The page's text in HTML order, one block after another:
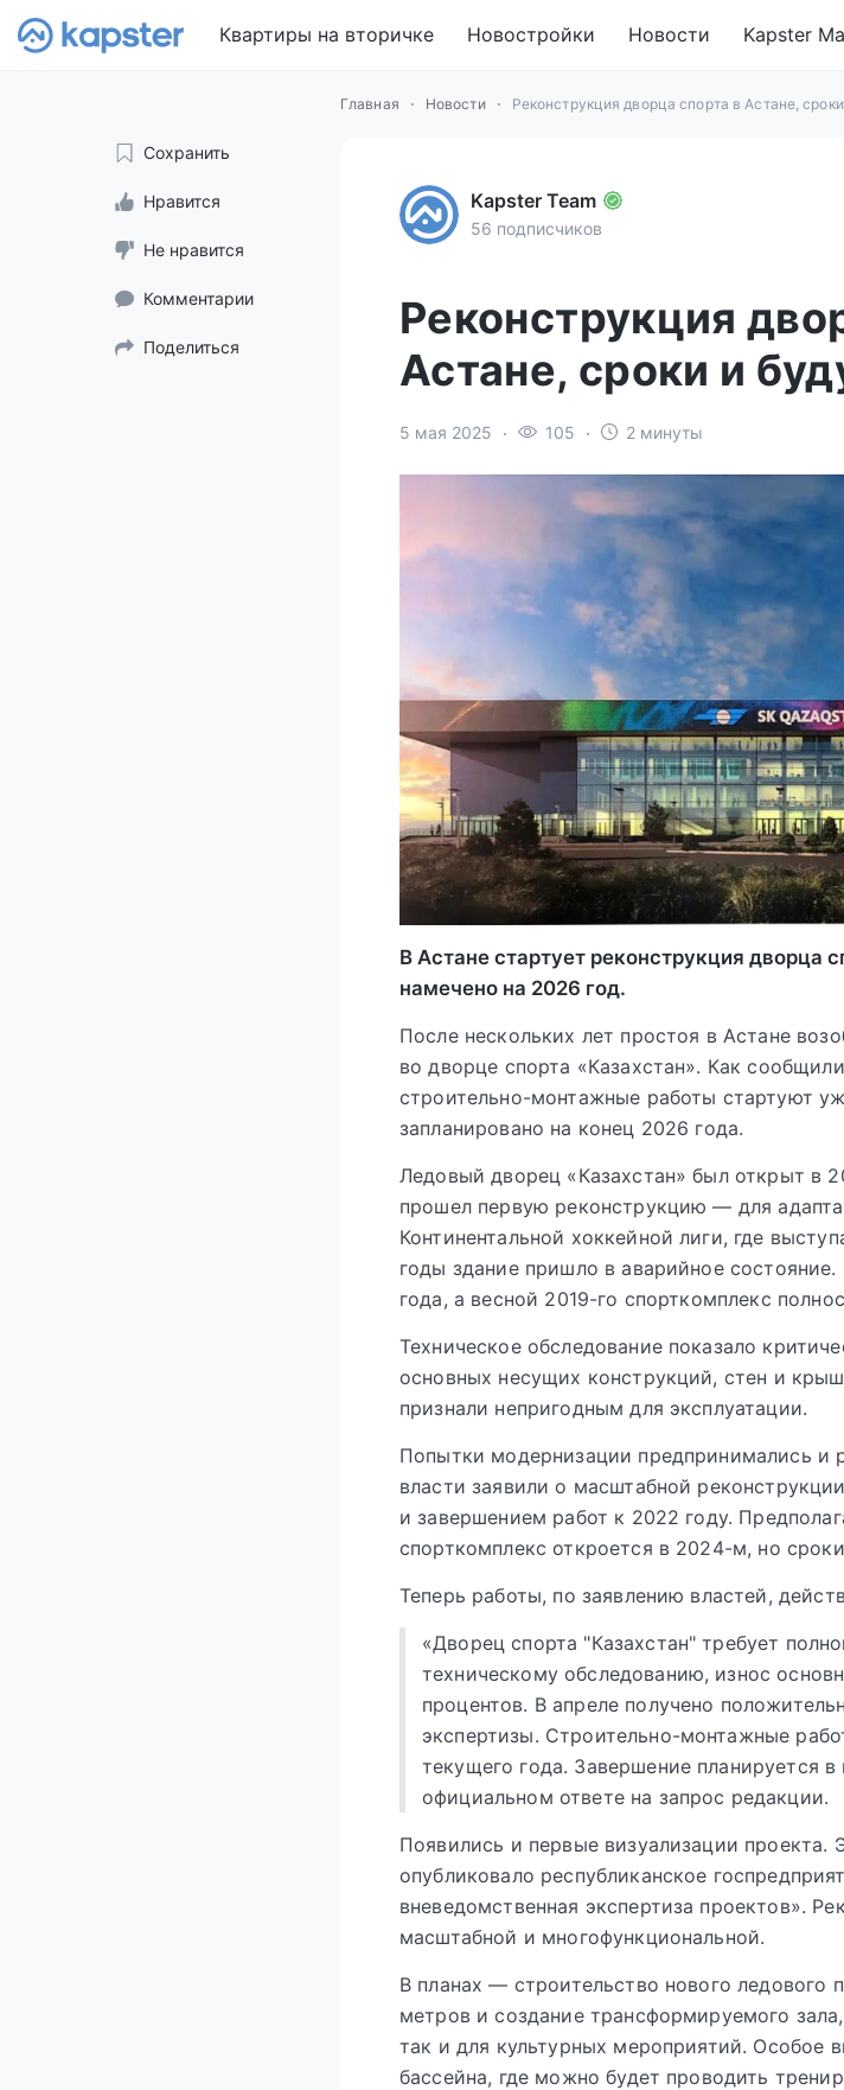
Квартиры на вторичке Новостройки Новости Kapster
Главная Новости Реконструкция дворца спорта в Астане,
Сохранить
Нравится
Не нравится
Комментарии
Поделиться
Kapster Team
56 подписчиков
Реконструкция
Астане, сроки и
5 мая 2025 105 2 минуты
В Астане стартует реконструкция дворца
намечено на 2026 год.
После нескольких лет простоя в Астане
во дворце спорта «Казахстан». Как
строительно-монтажные работы стартуют
запланировано на конец 2026 года.
Ледовый дворец «Казахстан» был открыт в
прошел первую реконструкцию — для
Континентальной хоккейной лиги, где
годы здание пришло в аварийное
года, а весной 2019-го спорткомплекс
Техническое обследование показало
основных несущих конструкций, стен и
признали непригодным для эксплуатации.
Попытки модернизации предпринимались и
власти заявили о масштабной
и завершением работ к 2022 году.
спорткомплекс откроется в 2024-м, но
Теперь работы, по заявлению властей,
«Дворец спорта "Казахстан" требует
техническому обследованию, износ
процентов. В апреле получено
экспертизы. Строительно-монтажные
текущего года. Завершение планируется
официальном ответе на запрос редакции.
Появились и первые визуализации проекта.
опубликовало республиканское
вневедомственная экспертиза проектов».
масштабной и многофункциональной.
В планах — строительство нового ледового
метров и создание трансформируемого
так и для культурных мероприятий. Особое
бассейна, где можно будет проводить